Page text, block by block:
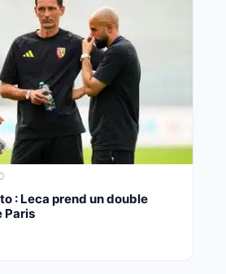
: Leca prend un double
Paris